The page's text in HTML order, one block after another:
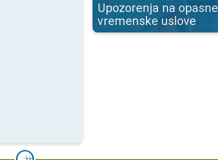
Upozorenja na opasne
vremenske uslove